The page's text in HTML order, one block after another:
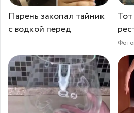
Парень закопал тайник
с водкой перед